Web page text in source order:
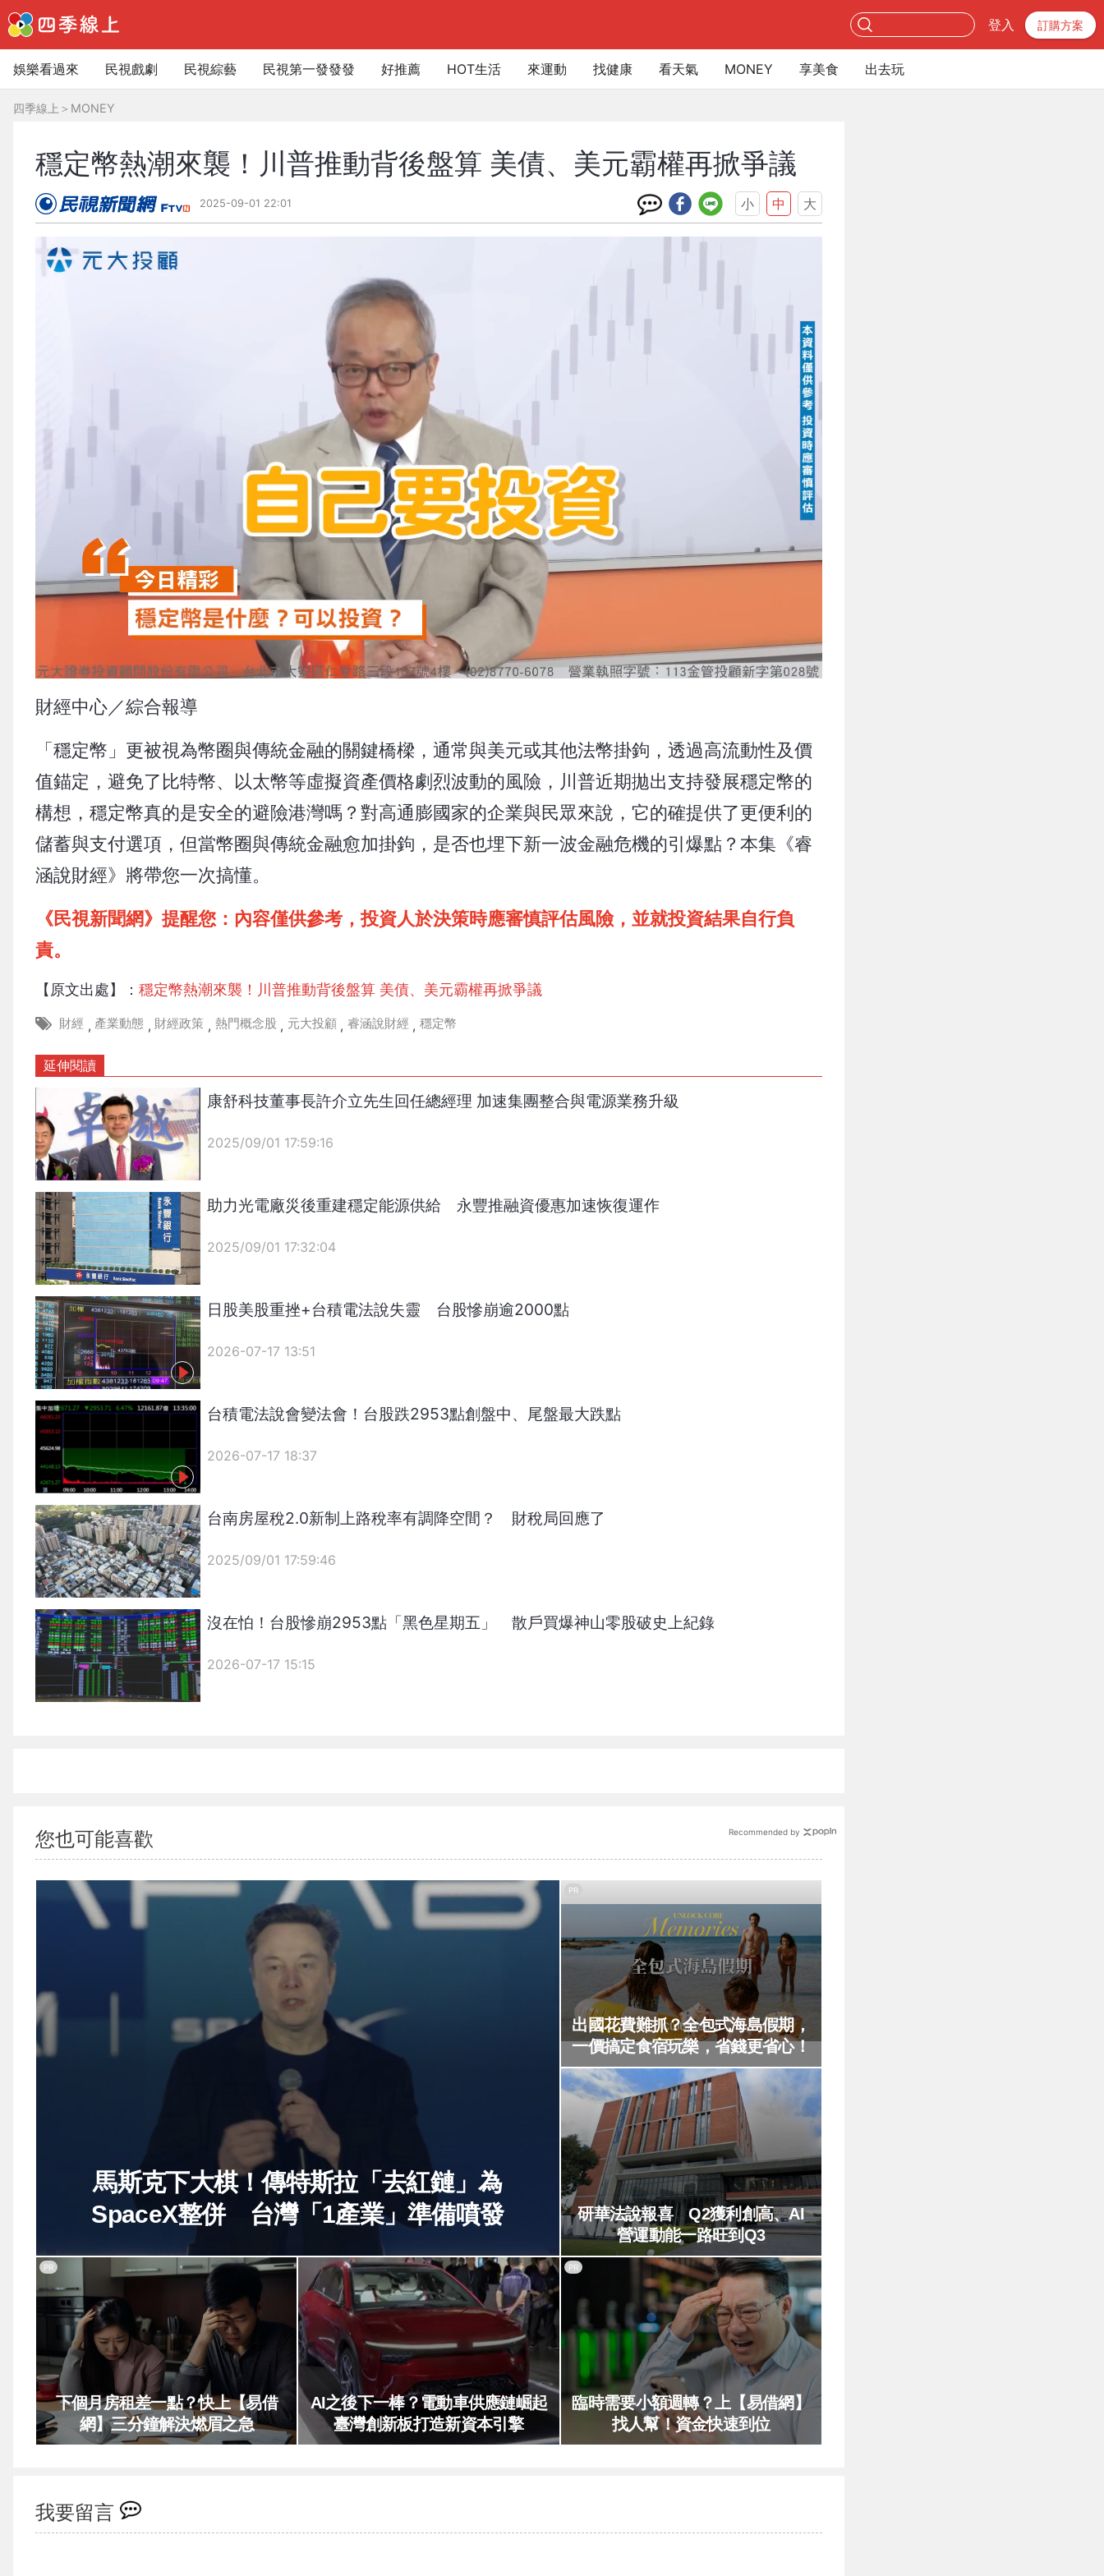
登入 訂購方案
娛樂看過來 民視戲劇 民視綜藝 民視第一發發發 好推薦 HOT生活 來運動 找健康 看天氣 MONEY 享美食 出去玩
四季線上 ＞ MONEY
穩定幣熱潮來襲！川普推動背後盤算 美債、美元霸權再掀爭議
2025-09-01 22:01 小 中 大
財經中心／綜合報導
「穩定幣」更被視為幣圈與傳統金融的關鍵橋樑，通常與美元或其他法幣掛鉤，透過高流動性及價
值錨定，避免了比特幣、以太幣等虛擬資產價格劇烈波動的風險，川普近期拋出支持發展穩定幣的
構想，穩定幣真的是安全的避險港灣嗎？對高通膨國家的企業與民眾來說，它的確提供了更便利的
儲蓄與支付選項，但當幣圈與傳統金融愈加掛鉤，是否也埋下新一波金融危機的引爆點？本集《睿
涵說財經》將帶您一次搞懂。
《民視新聞網》提醒您：內容僅供參考，投資人於決策時應審慎評估風險，並就投資結果自行負
責。
【原文出處】：穩定幣熱潮來襲！川普推動背後盤算 美債、美元霸權再掀爭議
財經 , 產業動態 , 財經政策 , 熱門概念股 , 元大投顧 , 睿涵說財經 , 穩定幣
延伸閱讀
{PLAYICON}
康舒科技董事長許介立先生回任總經理 加速集團整合與電源業務升級
2025/09/01 17:59:16
{PLAYICON}
助力光電廠災後重建穩定能源供給 永豐推融資優惠加速恢復運作
2025/09/01 17:32:04
日股美股重挫+台積電法說失靈 台股慘崩逾2000點
2026-07-17 13:51
台積電法說會變法會！台股跌2953點創盤中、尾盤最大跌點
2026-07-17 18:37
{PLAYICON}
台南房屋稅2.0新制上路稅率有調降空間？ 財稅局回應了
2025/09/01 17:59:46
沒在怕！台股慘崩2953點「黑色星期五」 散戶買爆神山零股破史上紀錄
2026-07-17 15:15
您也可能喜歡
馬斯克下大棋！傳特斯拉「去紅鏈」為
SpaceX整併 台灣「1產業」準備噴發
出國花費難抓？全包式海島假期，
一價搞定食宿玩樂，省錢更省心！
PR
研華法說報喜 Q2獲利創高、AI
營運動能一路旺到Q3
下個月房租差一點？快上【易借
網】三分鐘解決燃眉之急
PR
AI之後下一棒？電動車供應鏈崛起
臺灣創新板打造新資本引擎
臨時需要小額週轉？上【易借網】
找人幫！資金快速到位
PR
Recommended by
我要留言